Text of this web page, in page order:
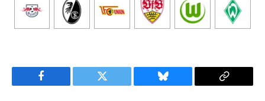
Facebook Twitter Bluesky
Copy